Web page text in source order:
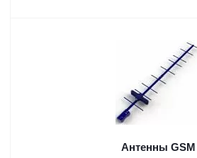
Антенны GSM